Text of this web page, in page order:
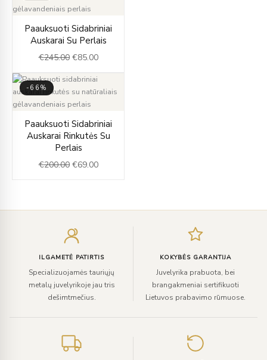
Paauksuoti Sidabriniai
Auskarai Su Perlais
€245.00
price
was:
€245.00.
€85.00
price
is:
€85.00.
-66%
Paauksuoti Sidabriniai
Auskarai Rinkutės Su
Perlais
€200.00
price
was:
€200.00.
€69.00
price
is:
ILGAMETĖ PATIRTIS
Specializuojamės tauriųjų
metalų juvelyrikoje jau tris
dešimtmečius.
KOKYBĖS GARANTIJA
Juvelyrika prabuota, bei
brangakmeniai sertifikuoti
Lietuvos prabavimo rūmuose.